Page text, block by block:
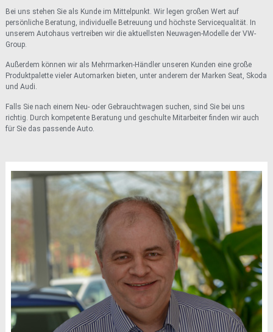
Bei uns stehen Sie als Kunde im Mittelpunkt. Wir legen großen Wert auf
persönliche Beratung, individuelle Betreuung und höchste Servicequalität. In
unserem Autohaus vertreiben wir die aktuellsten Neuwagen-Modelle der VW-
Group.
Außerdem können wir als Mehrmarken-Händler unseren Kunden eine große
Produktpalette vieler Automarken bieten, unter anderem der Marken Seat, Skoda
und Audi.
Falls Sie nach einem Neu- oder Gebrauchtwagen suchen, sind Sie bei uns
richtig. Durch kompetente Beratung und geschulte Mitarbeiter finden wir auch
für Sie das passende Auto.